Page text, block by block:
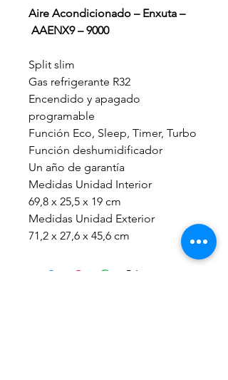
Aire Acondicionado – Enxuta –
AAENX9 – 9000
Split slim
Gas refrigerante R32
Encendido y apagado
programable
Función Eco, Sleep, Timer, Turbo
Función deshumidificador
Un año de garantía
Medidas Unidad Interior
69,8 x 25,5 x 19 cm
Medidas Unidad Exterior
71,2 x 27,6 x 45,6 cm